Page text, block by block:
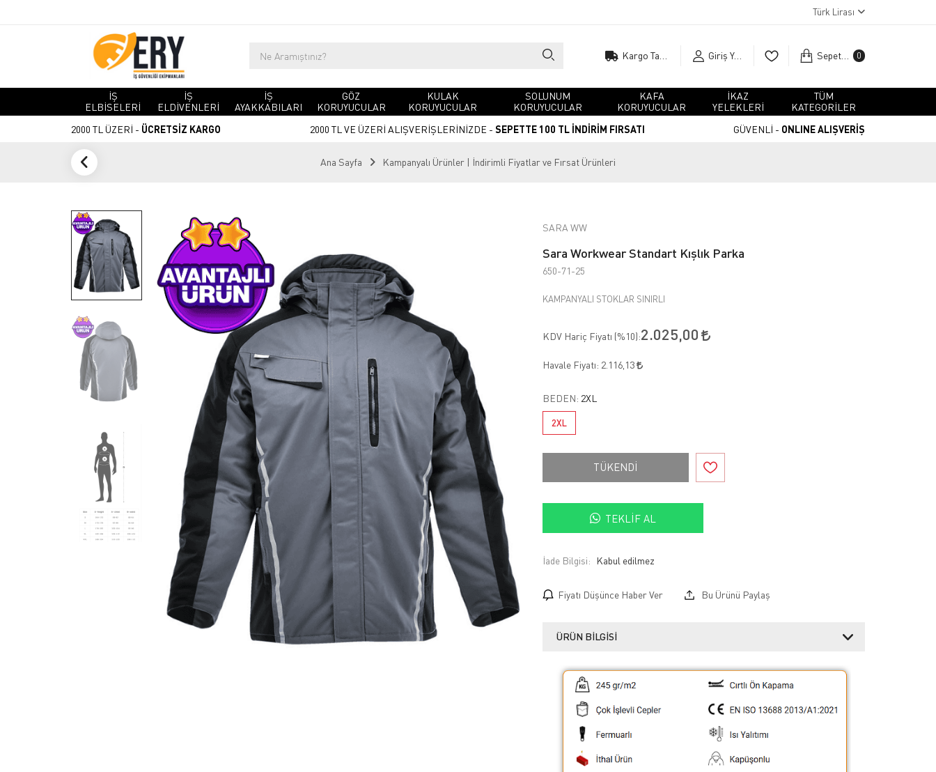
Türk Lirası
Giriş Yap Sepetim 0
İŞ
ELBİSELERİ
İŞ
ELDİVENLERİ
İŞ
AYAKKABILARI
GÖZ
KORUYUCULAR
KULAK
KORUYUCULAR
SOLUNUM
KORUYUCULAR
KAFA
KORUYUCULAR
İKAZ
YELEKLERİ
TÜM
KATEGORİLER
2000 TL ÜZERİ - ÜCRETSİZ KARGO 2000 TL VE ÜZERİ ALIŞVERİŞLERİNİZDE - SEPETTE 100 TL İNDİRİM FIRSATI GÜVENLİ - ONLINE ALIŞVERİŞ
Ana Sayfa Kampanyalı Ürünler | İndirimli Fiyatlar ve Fırsat Ürünleri
SARA WW
Sara Workwear Standart Kışlık Parka
650-71-25
KAMPANYALI STOKLAR SINIRLI
KDV Hariç Fiyatı (%10):2.025,00
Havale Fiyatı: 2.116,13
BEDEN: 2XL
2XL
TÜKENDİ
TEKLIF AL
İade Bilgisi:
Fiyatı Düşünce Haber Ver Bu Ürünü Paylaş
ÜRÜN BILGISI